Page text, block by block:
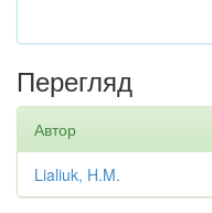
Перегляд
Автор
Lialiuk, H.M.